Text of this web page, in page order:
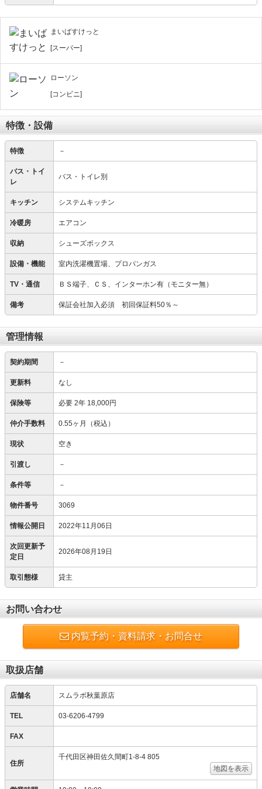
まいばすけっと
[スーパー]
ローソン
[コンビニ]
特徴・設備
特徴 －
バス・トイ
レ
バス・トイレ別
キッチン システムキッチン
冷暖房 エアコン
収納 シューズボックス
設備・機能 室内洗濯機置場、プロパンガス
TV・通信 ＢＳ端子、ＣＳ、インターホン有（モニター無）
備考 保証会社加入必須 初回保証料50％～
管理情報
契約期間 －
更新料 なし
保険等 必要 2年 18,000円
仲介手数料 0.55ヶ月（税込）
現状 空き
引渡し －
条件等 －
物件番号 3069
情報公開日 2022年11月06日
次回更新予
定日
2026年08月19日
取引態様 貸主
お問い合わせ
内覧予約・資料請求・お問合せ
取扱店舗
店舗名 スムラボ秋葉原店
TEL 03-6206-4799
FAX
住所
千代田区神田佐久間町1-8-4 805
地図を表示